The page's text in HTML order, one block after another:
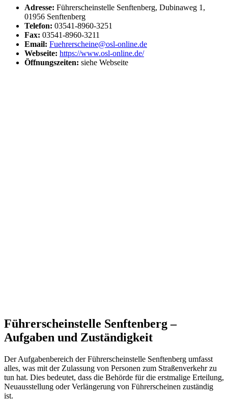
Adresse: Führerscheinstelle Senftenberg, Dubinaweg 1,
01956 Senftenberg
Telefon: 03541-8960-3251
Fax: 03541-8960-3211
Email: Fuehrerscheine@osl-online.de
Webseite: https://www.osl-online.de/
Öffnungszeiten: siehe Webseite
Führerscheinstelle Senftenberg –
Aufgaben und Zuständigkeit
Der Aufgabenbereich der Führerscheinstelle Senftenberg umfasst
alles, was mit der Zulassung von Personen zum Straßenverkehr zu
tun hat. Dies bedeutet, dass die Behörde für die erstmalige Erteilung,
Neuausstellung oder Verlängerung von Führerscheinen zuständig
ist.